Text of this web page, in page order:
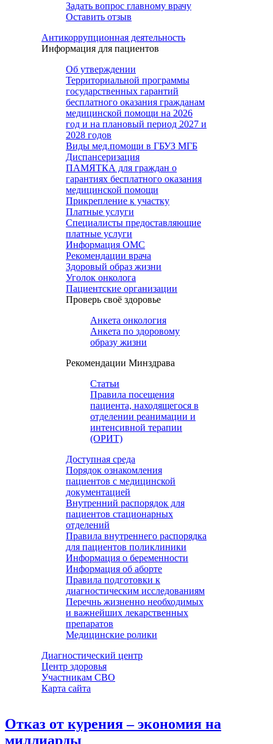
Задать вопрос главному врачу
Оставить отзыв
Антикоррупционная деятельность
Информация для пациентов
Об утверждении
Территориальной программы
государственных гарантий
бесплатного оказания гражданам
медицинской помощи на 2026
год и на плановый период 2027 и
2028 годов
Виды мед.помощи в ГБУЗ МГБ
Диспансеризация
ПАМЯТКА для граждан о
гарантиях бесплатного оказания
медицинской помощи
Прикрепление к участку
Платные услуги
Специалисты предоставляющие
платные услуги
Информация ОМС
Рекомендации врача
Здоровый образ жизни
Уголок онколога
Пациентские организации
Проверь своё здоровье
Анкета онкология
Анкета по здоровому
образу жизни
Рекомендации Минздрава
Статьи
Правила посещения
пациента, находящегося в
отделении реанимации и
интенсивной терапии
(ОРИТ)
Доступная среда
Порядок ознакомления
пациентов с медицинской
документацией
Внутренний распорядок для
пациентов стационарных
отделений
Правила внутреннего распорядка
для пациентов поликлиники
Информация о беременности
Информация об аборте
Правила подготовки к
диагностическим исследованиям
Перечнь жизненно необходимых
и важнейших лекарственных
препаратов
Медицинские ролики
Диагностический центр
Центр здоровья
Участникам СВО
Карта сайта
Отказ от курения – экономия на
миллиарды